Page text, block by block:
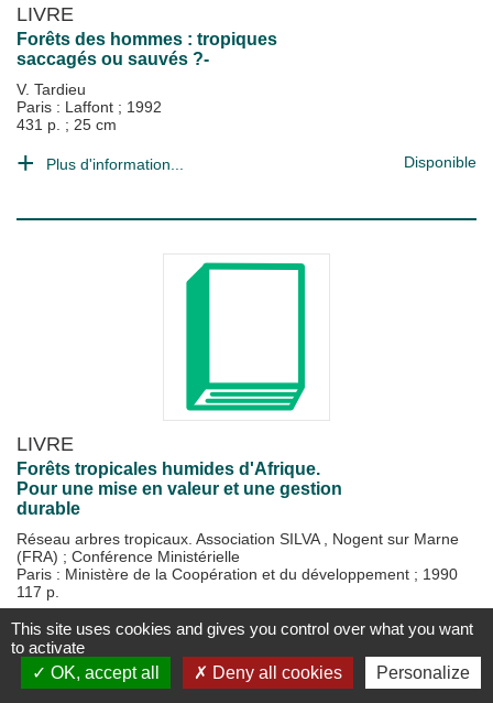
LIVRE
Forêts des hommes : tropiques
saccagés ou sauvés ?-
V. Tardieu
Paris : Laffont ; 1992
431 p. ; 25 cm
Plus d'information... Disponible
LIVRE
Forêts tropicales humides d'Afrique.
Pour une mise en valeur et une gestion
durable
Réseau arbres tropicaux. Association SILVA , Nogent sur Marne
(FRA) ; Conférence Ministérielle
Paris : Ministère de la Coopération et du développement ; 1990
117 p.
Plus d'information... Disponible
This site uses cookies and gives you control over what you want
to activate
OK, accept all
Deny all cookies Personalize